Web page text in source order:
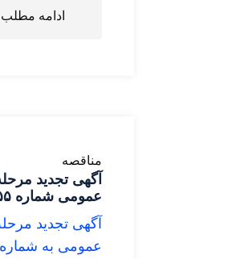
ادامه مطلب
مناقصه
آگهی تجدید
عمومی شماره ۱۰۵۵/م.ع/1405
آگهی تجدید